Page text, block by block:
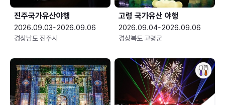
진주국가유산야행
2026.09.03~2026.09.06
경상남도 진주시
고령 국가유산 야행
2026.09.04~2026.09.06
경상북도 고령군